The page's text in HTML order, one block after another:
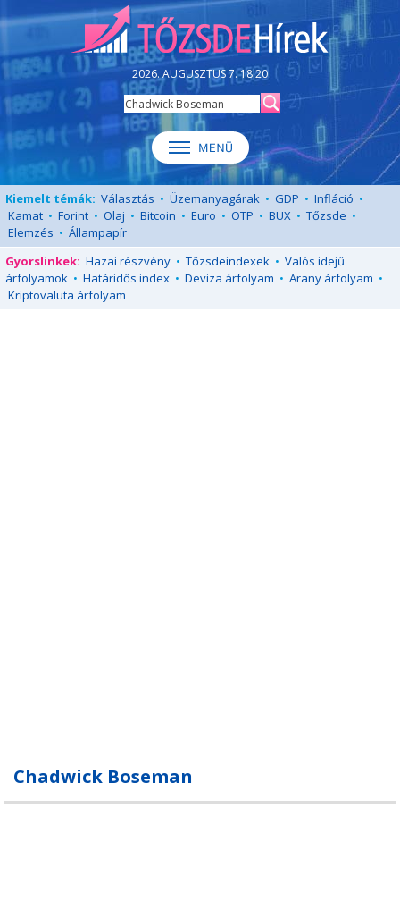
2026. AUGUSZTUS 7. 18:20
Kiemelt témák: Választás • Üzemanyagárak • GDP • Infláció •
Kamat • Forint • Olaj • Bitcoin • Euro • OTP • BUX • Tőzsde •
Elemzés • Állampapír
Gyorslinkek: Hazai részvény • Tőzsdeindexek • Valós idejű
árfolyamok • Határidős index • Deviza árfolyam • Arany árfolyam •
Kriptovaluta árfolyam
Chadwick Boseman